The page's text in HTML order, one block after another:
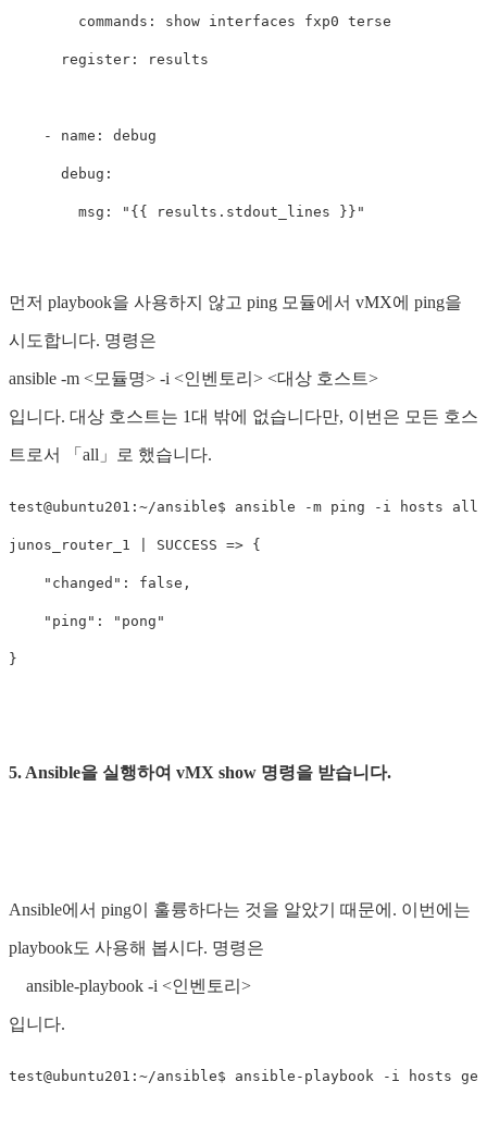
commands : show interfaces fxp0 terse
register : results
- name : debug
debug :
msg : " {{ results.stdout_lines }}"
먼저 playbook을 사용하지 않고 ping 모듈에서 vMX에 ping을
시도합니다. 명령은
ansible -m <모듈명> -i <인벤토리> <대상 호스트>
입니다. 대상 호스트는 1대 밖에 없습니다만, 이번은 모든 호스
트로서 「all」로 했습니다.
test@ubuntu201:~/ansible$ ansible -m ping -i hosts all
junos_router_1 | SUCCESS => {
    "changed": false,
    "ping": "pong"
5. Ansible을 실행하여 vMX show 명령을 받습니다.
Ansible에서 ping이 훌륭하다는 것을 알았기 때문에. 이번에는
playbook도 사용해 봅시다. 명령은
ansible-playbook -i <인벤토리>
입니다.
test@ubuntu201:~/ansible$ ansible-playbook -i hosts